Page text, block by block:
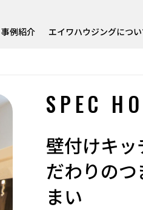
事例紹介 エイワハウジングにつ
SPEC
壁付けキッ
だわりの
まい